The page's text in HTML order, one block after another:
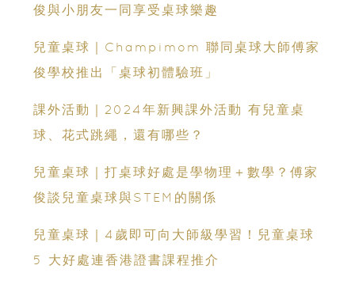
俊與小朋友一同享受桌球樂趣
兒童桌球｜Champimom 聯同桌球大師傅家
俊學校推出「桌球初體驗班」
課外活動｜2024年新興課外活動 有兒童桌
球、花式跳繩，還有哪些？
兒童桌球｜打桌球好處是學物理＋數學？傅家
俊談兒童桌球與STEM的關係
兒童桌球｜4歲即可向大師級學習！兒童桌球
5 大好處連香港證書課程推介